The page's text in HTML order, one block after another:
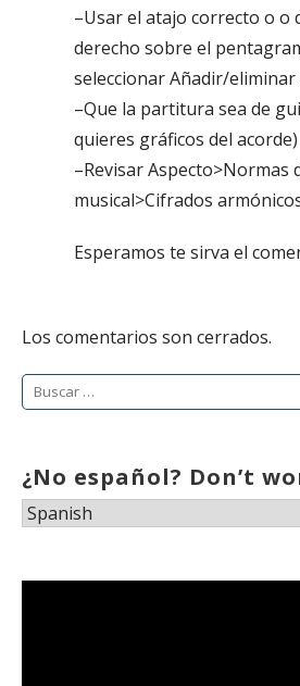
–Usar el atajo correcto o o
derecho sobre el
seleccionar Añadir/
–Que la partitura sea de
quieres gráficos del acorde)
–Revisar Aspecto>Normas
musical>Cifrados
Esperamos te sirva el
Los comentarios son cerrados.
Buscar:
¿No español? Don’t